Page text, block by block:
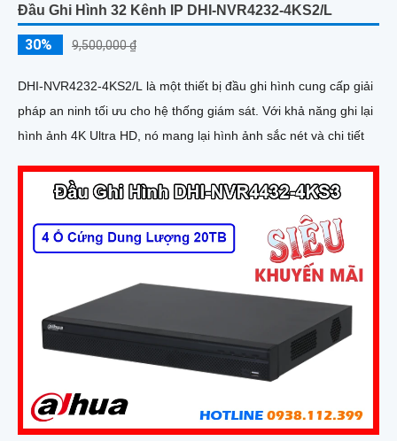
Đầu Ghi Hình 32 Kênh IP DHI-NVR4232-4KS2/L
30% 9,500,000 ₫
DHI-NVR4232-4KS2/L là một thiết bị đầu ghi hình cung cấp giải
pháp an ninh tối ưu cho hệ thống giám sát. Với khả năng ghi lại
hình ảnh 4K Ultra HD, nó mang lại hình ảnh sắc nét và chi tiết